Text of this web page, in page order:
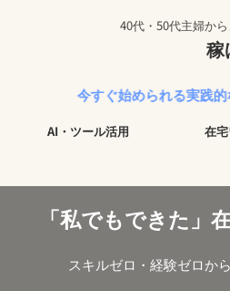
40代・50代主婦か
稼
今すぐ始められる実践的なノウハウ
AI・ツール活用 在
「私でもできた」
スキルゼロ・経験ゼロか